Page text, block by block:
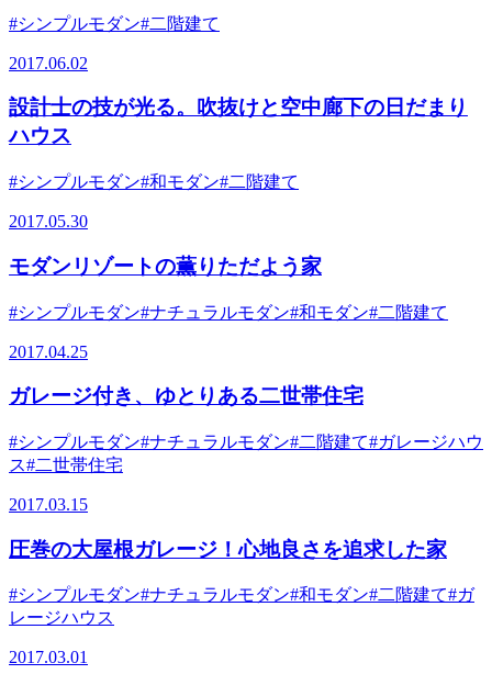
#シンプルモダン#二階建て
2017.06.02
設計士の技が光る。吹抜けと空中廊下の日だまり
ハウス
#シンプルモダン#和モダン#二階建て
2017.05.30
モダンリゾートの薫りただよう家
#シンプルモダン#ナチュラルモダン#和モダン#二階建て
2017.04.25
ガレージ付き、ゆとりある二世帯住宅
#シンプルモダン#ナチュラルモダン#二階建て#ガレージハウ
ス#二世帯住宅
2017.03.15
圧巻の大屋根ガレージ！心地良さを追求した家
#シンプルモダン#ナチュラルモダン#和モダン#二階建て#ガ
レージハウス
2017.03.01